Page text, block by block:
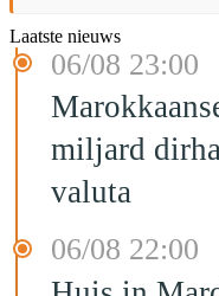
Laatste nieuws
06/08 23:00
miljard
valuta
06/08 22:00